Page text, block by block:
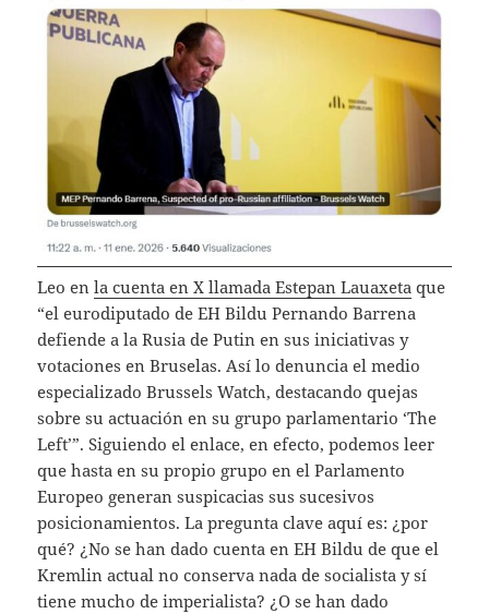
Leo enla cuenta en X llamada Estepan Lauaxeta que
“el eurodiputado de EH Bildu Pernando Barrena
defiende a la Rusia de Putin en sus iniciativas y
votaciones en Bruselas. Así lo denuncia el medio
especializado Brussels Watch, destacando quejas
sobre su actuación en su grupo parlamentario ‘The
Left’”. Siguiendo el enlace, en efecto, podemos leer
que hasta en su propio grupo en el Parlamento
Europeo generan suspicacias sus sucesivos
posicionamientos. La pregunta clave aquí es: ¿por
qué? ¿No se han dado cuenta en EH Bildu de que el
Kremlin actual no conserva nada de socialista y sí
tiene mucho de imperialista? ¿O se han dado